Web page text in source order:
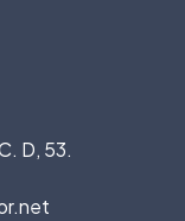
D, 53.